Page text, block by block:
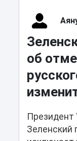
об
Зеленский